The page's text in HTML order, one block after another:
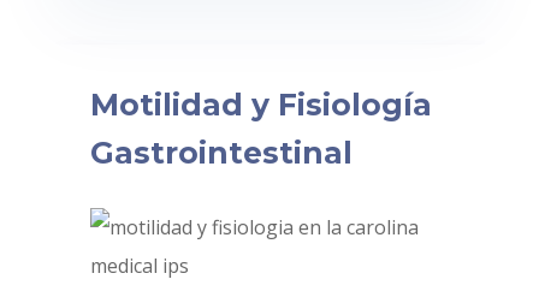
Motilidad y Fisiología
Gastrointestinal